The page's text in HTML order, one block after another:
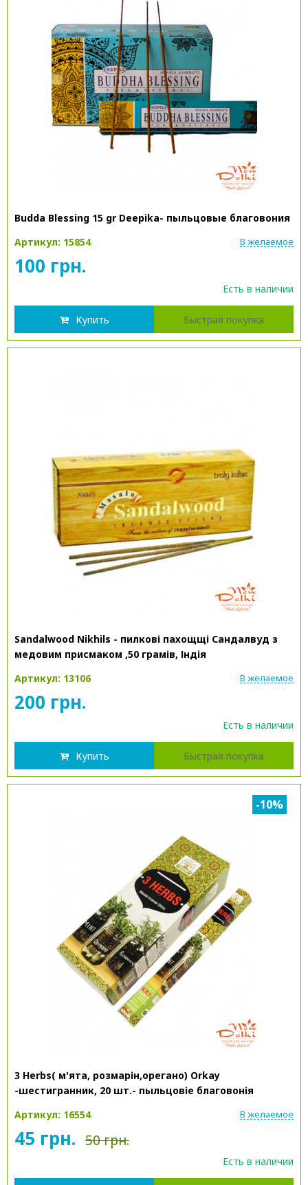
Budda Blessing 15 gr Deepika- пыльцовые благовония
Артикул: 15854
В желаемое
100 грн.
Есть в наличии
Купить Быстрая покупка
Sandalwood Nikhils - пилкові пахощщі Сандалвуд з
медовим присмаком ,50 грамів, Індія
Артикул: 13106
В желаемое
200 грн.
Есть в наличии
Купить Быстрая покупка
-10%
3 Herbs( м'ята, розмарін,орегано) Orkay
-шестигранник, 20 шт.- пыльцовіе благовонія
Артикул: 16554
В желаемое
45 грн. 50 грн.
Есть в наличии